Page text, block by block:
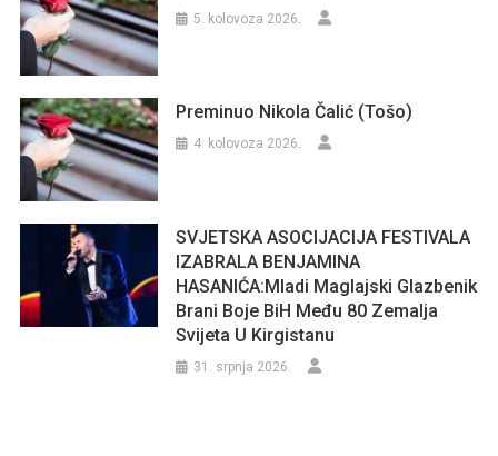
5. kolovoza 2026.
Preminuo Nikola Čalić (Tošo)
4. kolovoza 2026.
SVJETSKA ASOCIJACIJA FESTIVALA
IZABRALA BENJAMINA
HASANIĆA:Mladi Maglajski Glazbenik
Brani Boje BiH Među 80 Zemalja
Svijeta U Kirgistanu
31. srpnja 2026.